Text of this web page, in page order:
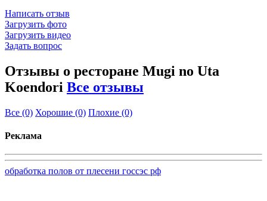
Написать отзыв
Загрузить фото
Загрузить видео
Задать вопрос
Отзывы о ресторане Mugi no Uta
Koendori Все отзывы
Все (0) Хорошие (0) Плохие (0)
Реклама
обработка полов от плесени госсэс рф